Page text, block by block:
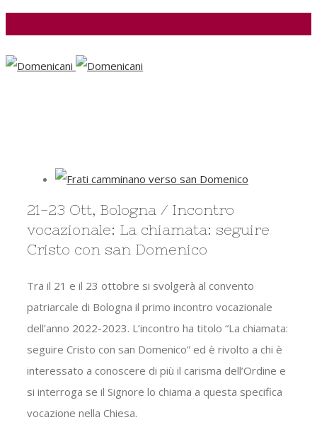
View
21-23 Ott, Bologna / Incontro
vocazionale: La chiamata: seguire
Cristo con san Domenico
Tra il 21 e il 23 ottobre si svolgerà al convento
patriarcale di Bologna il primo incontro vocazionale
dell’anno 2022-2023. L’incontro ha titolo “La chiamata:
seguire Cristo con san Domenico” ed è rivolto a chi è
interessato a conoscere di più il carisma dell’Ordine e
si interroga se il Signore lo chiama a questa specifica
vocazione nella Chiesa.